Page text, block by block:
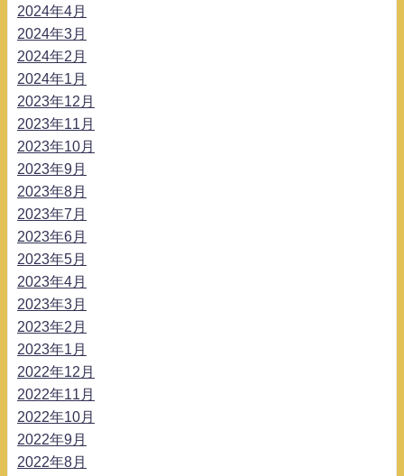
2024年4月
2024年3月
2024年2月
2024年1月
2023年12月
2023年11月
2023年10月
2023年9月
2023年8月
2023年7月
2023年6月
2023年5月
2023年4月
2023年3月
2023年2月
2023年1月
2022年12月
2022年11月
2022年10月
2022年9月
2022年8月